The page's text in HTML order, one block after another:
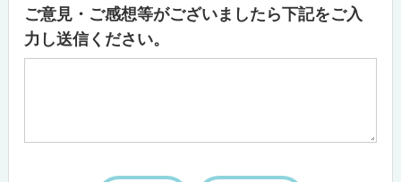
ご意見・ご感想等がございましたら下記をご入
力し送信ください。